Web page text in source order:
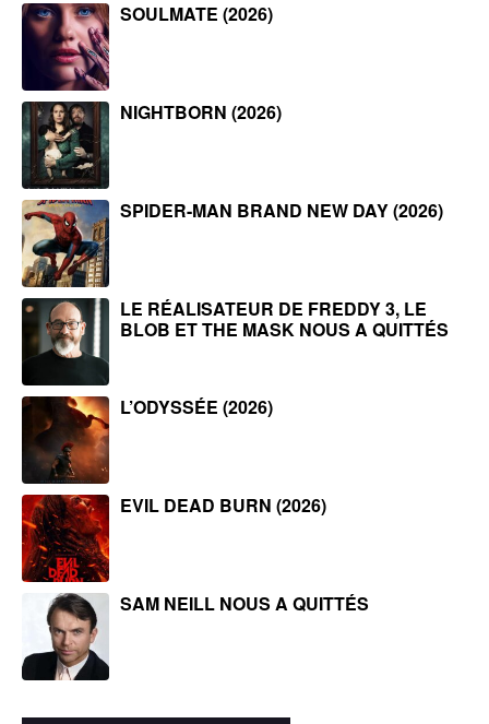
SOULMATE (2026)
NIGHTBORN (2026)
SPIDER-MAN BRAND NEW DAY (2026)
LE RÉALISATEUR DE FREDDY 3, LE
BLOB ET THE MASK NOUS A QUITTÉS
L’ODYSSÉE (2026)
EVIL DEAD BURN (2026)
SAM NEILL NOUS A QUITTÉS